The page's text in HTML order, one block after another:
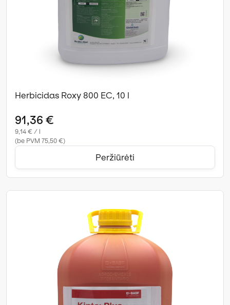
Herbicidas Roxy 800 EC, 10 l
91,36 €
9,14 € / l
(be PVM 75,50 €)
Peržiūrėti